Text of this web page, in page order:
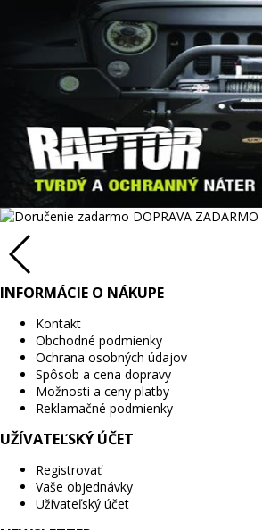
DOPRAVA ZADARMO
INFORMÁCIE O NÁKUPE
Kontakt
Obchodné podmienky
Ochrana osobných údajov
Spôsob a cena dopravy
Možnosti a ceny platby
Reklamačné podmienky
UŽÍVATEĽSKÝ ÚČET
Registrovať
Vaše objednávky
Užívateľský účet